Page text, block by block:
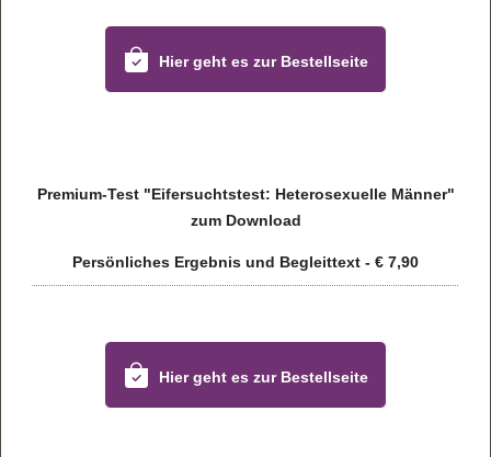
Hier geht es zur Bestell­seite
Pre­mium-Test "Eifer­suchts­test: Hete­ro­se­xu­elle Män­ner"
zum Dow­n­load
Per­sön­li­ches Ergeb­nis und Begleit­text - € 7,90
Hier geht es zur Bestell­seite